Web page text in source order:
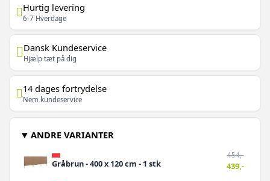
Hurtig levering
6-7 Hverdage
Dansk Kundeservice
Hjælp tæt på dig
14 dages fortrydelse
Nem kundeservice
ANDRE VARIANTER
Gråbrun - 400 x 120 cm - 1 stk
454,-
439,-